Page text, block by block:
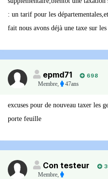
: un tarif pour les
fait nous avons déjà une taxe sur les
epmd71
698
Membre, 47ans
excuses pour de nouveau taxer les
porte feuille
Con testeur
Membre,